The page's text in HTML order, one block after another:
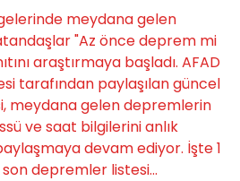
meydana gelen
"Az önce deprem mi
araştırmaya başladı. AFAD
tarafından paylaşılan güncel
meydana gelen depremlerin
ve saat bilgilerini anlık
devam ediyor. İşte 1
depremler listesi...